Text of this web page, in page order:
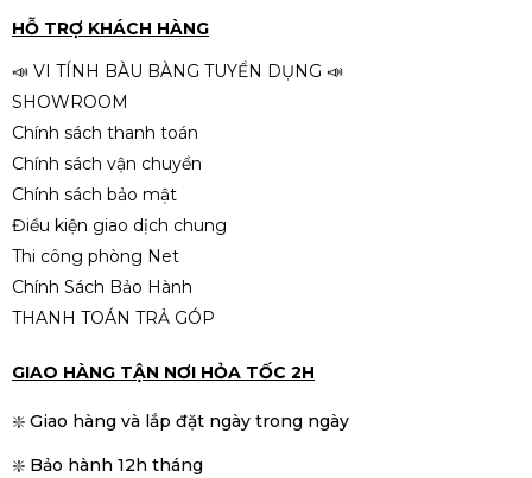
HỖ TRỢ KHÁCH HÀNG
📣 VI TÍNH BÀU BÀNG TUYỂN DỤNG 📣
SHOWROOM
Chính sách thanh toán
Chính sách vận chuyển
Chính sách bảo mật
Điều kiện giao dịch chung
Thi công phòng Net
Chính Sách Bảo Hành
THANH TOÁN TRẢ GÓP
GIAO HÀNG TẬN NƠI HỎA TỐC 2H
❇️ Giao hàng và lắp đặt ngày trong ngày
❇️ Bảo hành 12h tháng